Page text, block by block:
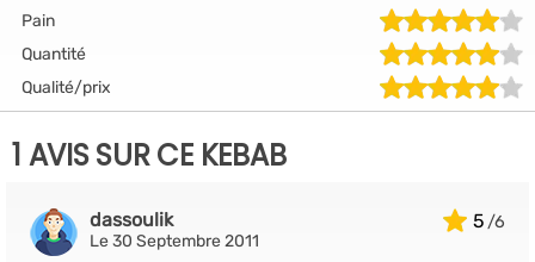
Pain
Quantité
Qualité/prix
1 AVIS SUR CE KEBAB
5
dassoulik
Le 30 Septembre 2011